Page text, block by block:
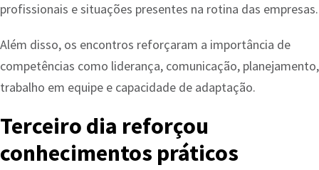
profissionais e situações presentes na rotina das empresas.
Além disso, os encontros reforçaram a importância de
competências como liderança, comunicação, planejamento,
trabalho em equipe e capacidade de adaptação.
Terceiro dia reforçou
conhecimentos práticos